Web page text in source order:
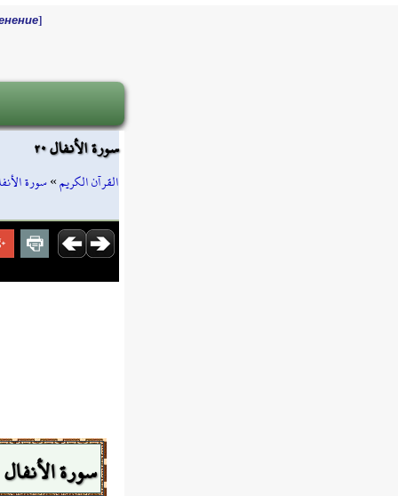
]
سورة الأنفال ٢٠
القرآن الكريم»سورة
سورة الأنفال